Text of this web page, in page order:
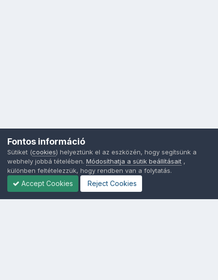
Fontos információ
Sütiket (cookies) helyeztünk el az eszközén, hogy segítsünk a
webhely jobbá tételében. Módosíthatja a sütik beállításait ,
különben feltételezzük, hogy rendben van a folytatás.
Accept Cookies Reject Cookies